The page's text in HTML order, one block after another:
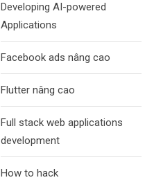
Developing AI-powered
Applications
Facebook ads nâng cao
Flutter nâng cao
Full stack web applications
development
How to hack